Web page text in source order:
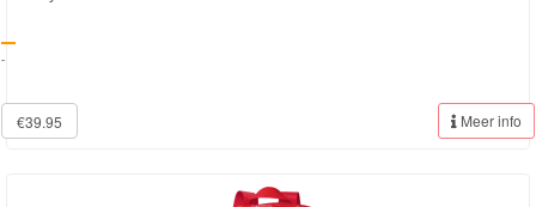
-
€39.95 Meer info